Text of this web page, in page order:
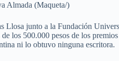
Almada (Maqueta/)
Llosa junto a la Fundación
los 500.000 pesos de los
ni lo obtuvo ninguna escritora.